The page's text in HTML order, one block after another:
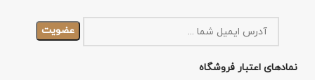
نمادهای اعتبار فروشگاه